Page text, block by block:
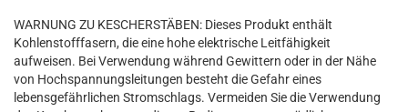
WARNUNG ZU KESCHERSTÄBEN: Dieses Produkt enthält
Kohlenstofffasern, die eine hohe elektrische Leitfähigkeit
aufweisen. Bei Verwendung während Gewittern oder in der Nähe
von Hochspannungsleitungen besteht die Gefahr eines
lebensgefährlichen Stromschlags. Vermeiden Sie die Verwendung